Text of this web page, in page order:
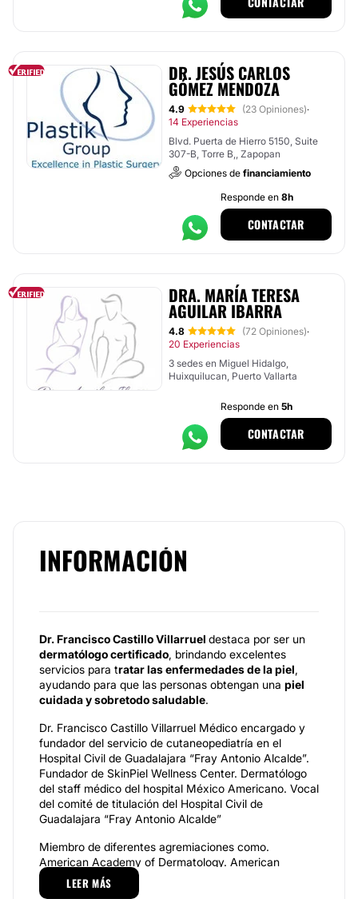
DR. JESÚS CARLOS
GÓMEZ MENDOZA
4.9 (23 Opiniones)·
14 Experiencias
Blvd. Puerta de Hierro 5150, Suite
307-B, Torre B,, Zapopan
Opciones de financiamiento
Responde en 8h
CONTACTAR
DRA. MARÍA TERESA
AGUILAR IBARRA
4.8 (72 Opiniones)·
20 Experiencias
3 sedes en Miguel Hidalgo,
Huixquilucan, Puerto Vallarta
Responde en 5h
CONTACTAR
INFORMACIÓN
Dr. Francisco Castillo Villarruel destaca por ser un
dermatólogo certificado, brindando excelentes
servicios para tratar las enfermedades de la piel,
ayudando para que las personas obtengan una piel
cuidada y sobretodo saludable.
Dr. Francisco Castillo Villarruel Médico encargado y
fundador del servicio de cutaneopediatría en el
Hospital Civil de Guadalajara “Fray Antonio Alcalde”.
Fundador de SkinPiel Wellness Center. Dermatólogo
del staff médico del hospital México Americano. Vocal
del comité de titulación del Hospital Civil de
Guadalajara “Fray Antonio Alcalde”
Miembro de diferentes agremiaciones como.
American Academy of Dermatology. American
Academy for Paediatric Dermatology. Academia
Mexicana de Dermatología. Academia Mexicana de
LEER MÁS